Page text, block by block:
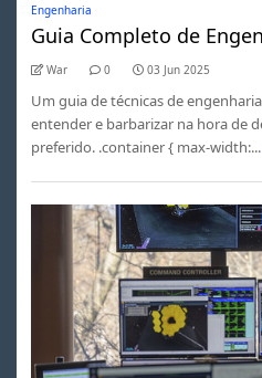
Engenharia
Guia Completo de
War 0 03 Jun 2025
Um guia de técnicas de
entender e barbarizar na hora de
preferido. .container { max-width:...